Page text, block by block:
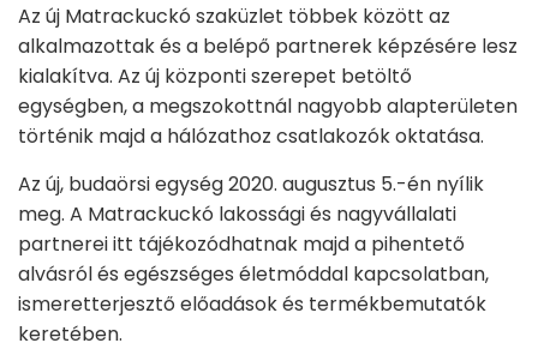
Az új Matrackuckó szaküzlet többek között az
alkalmazottak és a belépő partnerek képzésére lesz
kialakítva. Az új központi szerepet betöltő
egységben, a megszokottnál nagyobb alapterületen
történik majd a hálózathoz csatlakozók oktatása.
Az új, budaörsi egység 2020. augusztus 5.-én nyílik
meg. A Matrackuckó lakossági és nagyvállalati
partnerei itt tájékozódhatnak majd a pihentető
alvásról és egészséges életmóddal kapcsolatban,
ismeretterjesztő előadások és termékbemutatók
keretében.